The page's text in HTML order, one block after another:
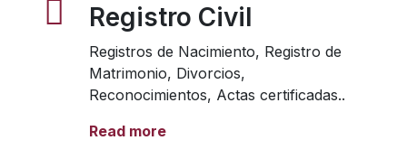
Registro Civil
Registros de Nacimiento, Registro de
Matrimonio, Divorcios,
Reconocimientos, Actas certificadas..
Read more